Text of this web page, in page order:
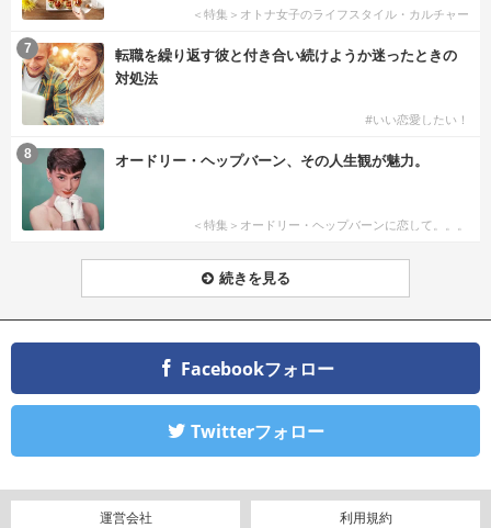
＜特集＞オトナ女子のライフスタイル・カルチャー
転職を繰り返す彼と付き合い続けようか迷ったときの
対処法
#いい恋愛したい！
7
オードリー・ヘップバーン、その人生観が魅力。
＜特集＞オードリー・ヘップバーンに恋して。。。
8
続きを見る
Facebookフォロー
Twitterフォロー
運営会社 利用規約